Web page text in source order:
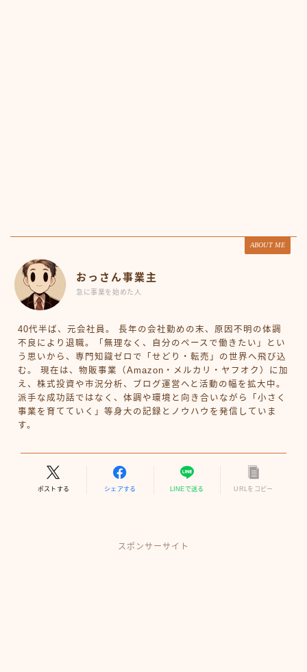
ABOUT ME
おっさん事業主
急に事業を始めた人
40代半ば、元会社員。 長年の会社勤めの末、原因不明の体調
不良により退職。「無理なく、自分のペースで働きたい」とい
う思いから、専門知識ゼロで「せどり・転売」の世界へ飛び込
む。 現在は、物販事業（Amazon・メルカリ・ヤフオク）に加
え、株式投資や市況分析、ブログ運営へと活動の幅を拡大中。
派手な成功話ではなく、体調や環境と向き合いながら「小さく
事業を育てていく」等身大の記録とノウハウを発信していま
す。
ポストする シェアする LINEで送る URLをコピー
スポンサーサイト